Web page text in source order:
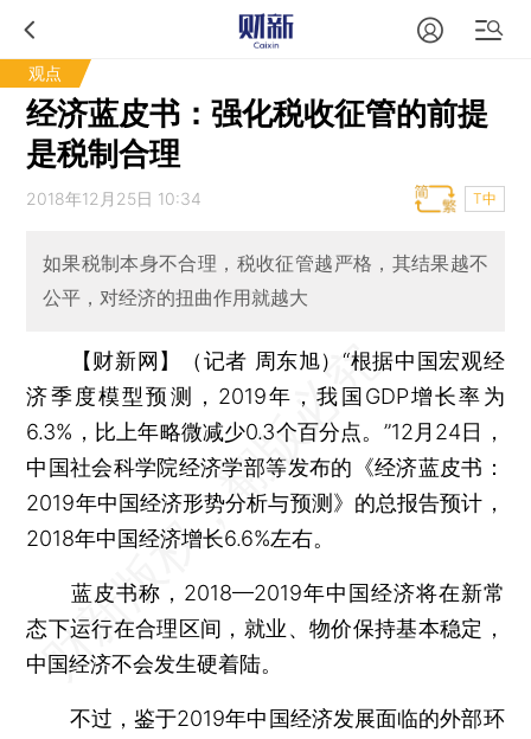
观点
经济蓝皮书：强化税收征管的前提
是税制合理
2018年12月25日 10:34 T中
如果税制本身不合理，税收征管越严格，其结果越不
公平，对经济的扭曲作用就越大
【财新网】（记者 周东旭）“根据中国宏观经
济季度模型预测，2019年，我国GDP增长率为
6.3%，比上年略微减少0.3个百分点。”12月24日，
中国社会科学院经济学部等发布的《经济蓝皮书：
2019年中国经济形势分析与预测》的总报告预计，
2018年中国经济增长6.6%左右。
蓝皮书称，2018—2019年中国经济将在新常
态下运行在合理区间，就业、物价保持基本稳定，
中国经济不会发生硬着陆。
不过，鉴于2019年中国经济发展面临的外部环